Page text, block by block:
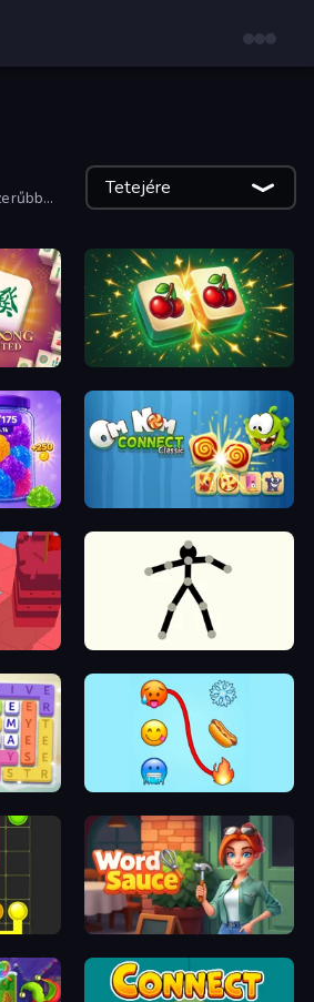
Tetejére
Mahjong Puzzle: Tile Match
Sell Om Nom Connect Classic
Stick Animator
Emoji Puzzle!
Word Sauce